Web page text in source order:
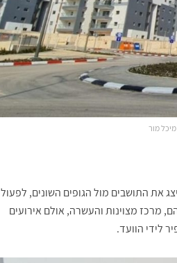
את התושבים מול הגופים השונים, לפעול
מרכז מצוינות והעשרה, אולם אירועים
לידי הוועד.